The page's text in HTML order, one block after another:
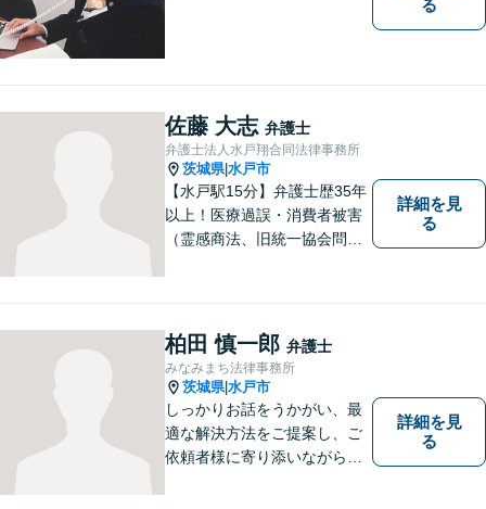
る
佐藤 大志 弁護士
弁護士法人水戸翔合同法律事務所
茨城県|水戸市
【水戸駅15分】弁護士歴35年
以上！医療過誤・消費者被害
（霊感商法、旧統一協会問題
め、日々勉強、積極的に行動
し、解決へと導いてまいりま
す。お気軽にご相談くださ
い。【メール24時間受付中】
詳細を見
る
柏田 慎一郎 弁護士
みなみまち法律事務所
茨城県|水戸市
しっかりお話をうかがい、最
適な解決方法をご提案し、ご
依頼者様に寄り添いながら全
詳細を見
る